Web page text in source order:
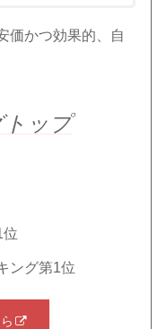
価かつ効果的、自
トップ
位
ング第1位